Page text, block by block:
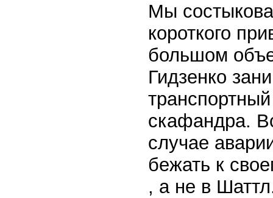
Мы
короткого
большом
Гидзенко
скафандра.
случае
бежать к
, а не в